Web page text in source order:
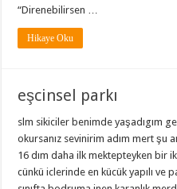
“Direnebilirsen …
Hikaye Oku
eşcinsel parkı
slm sikiciler benimde yaşadıgım
okursanız sevinirim adım mert şu
16 dım daha ilk mektepteyken bir
cünkü iclerinde en kücük yapılı ve